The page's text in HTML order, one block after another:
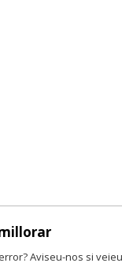
Aviseu-nos si